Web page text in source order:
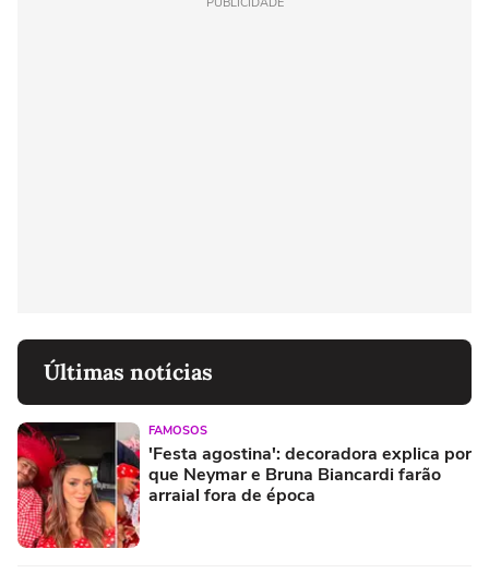
Últimas notícias
FAMOSOS
'Festa agostina': decoradora explica por
que Neymar e Bruna Biancardi farão
arraial fora de época